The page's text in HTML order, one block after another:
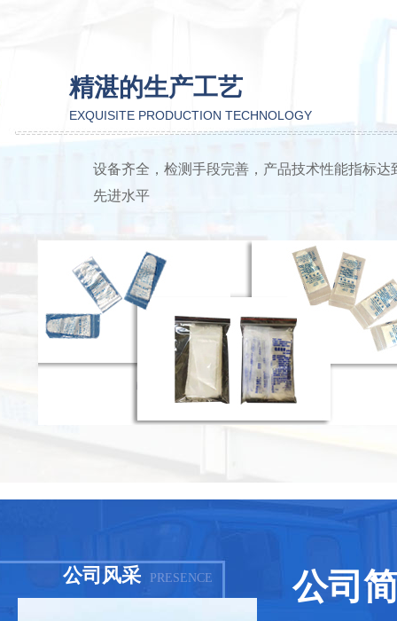
精湛的生产工艺
EXQUISITE PRODUCTION TECHNOLOGY
设备齐全，检测手段完善，产品技术性能指标达
先进水平
公司风采 PRESENCE 公司